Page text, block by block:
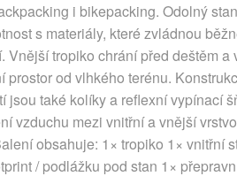
i bikepacking. Odolný
s materiály, které zvládnou
Vnější tropiko chrání před deštěm
prostor od vlhkého terénu.
jsou také kolíky a reflexní vypínací
vzduchu mezi vnitřní a vnější
obsahuje: 1× tropiko 1× vnitřní
/ podlážku pod stan 1×